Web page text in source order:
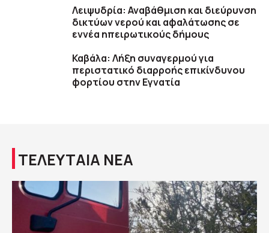
Λειψυδρία: Αναβάθμιση και διεύρυνση
δικτύων νερού και αφαλάτωσης σε
εννέα ηπειρωτικούς δήμους
Καβάλα: Λήξη συναγερμού για
περιστατικό διαρροής επικίνδυνου
φορτίου στην Εγνατία
ΤΕΛΕΥΤΑΙΑ ΝΕΑ